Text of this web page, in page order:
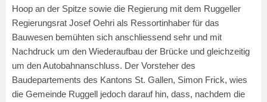
Hoop an der Spitze sowie die Regierung mit dem Ruggeller
Regierungsrat Josef Oehri als Ressortinhaber für das
Bauwesen bemühten sich anschliessend sehr und mit
Nachdruck um den Wiederaufbau der Brücke und gleichzeitig
um den Autobahnanschluss. Der Vorsteher des
Baudepartements des Kantons St. Gallen, Simon Frick, wies
die Gemeinde Ruggell jedoch darauf hin, dass, nachdem die